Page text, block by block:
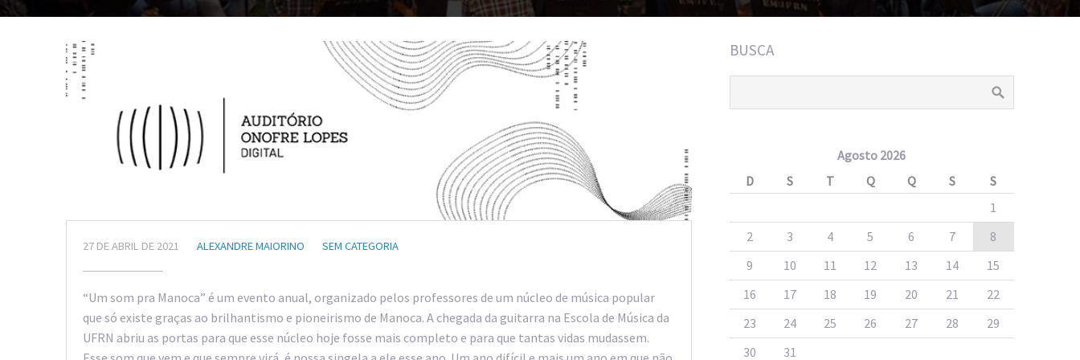
27 DE ABRIL DE 2021 ALEXANDRE MAIORINO SEM CATEGORIA
“Um som pra Manoca” é um evento anual, organizado pelos professores de um núcleo de música popular
que só existe graças ao brilhantismo e pioneirismo de Manoca. A chegada da guitarra na Escola de Música da
UFRN abriu as portas para que esse núcleo hoje fosse mais completo e para que tantas vidas mudassem.
BUSCA
Agosto 2026
D
S T Q Q S
S
1
2
3 4 5 6 7
8
9
10 11 12 13 14
15
16
17 18 19 20 21
22
23
24 25 26 27 28
29
30
31